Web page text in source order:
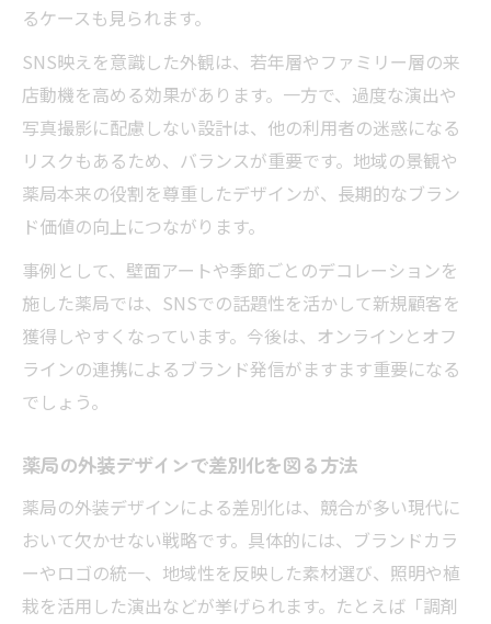
るケースも見られます。
SNS映えを意識した外観は、若年層やファミリー層の来
店動機を高める効果があります。一方で、過度な演出や
写真撮影に配慮しない設計は、他の利用者の迷惑になる
リスクもあるため、バランスが重要です。地域の景観や
薬局本来の役割を尊重したデザインが、長期的なブラン
ド価値の向上につながります。
事例として、壁面アートや季節ごとのデコレーションを
施した薬局では、SNSでの話題性を活かして新規顧客を
獲得しやすくなっています。今後は、オンラインとオフ
ラインの連携によるブランド発信がますます重要になる
でしょう。
薬局の外装デザインで差別化を図る方法
薬局の外装デザインによる差別化は、競合が多い現代に
おいて欠かせない戦略です。具体的には、ブランドカラ
ーやロゴの統一、地域性を反映した素材選び、照明や植
栽を活用した演出などが挙げられます。たとえば「調剤